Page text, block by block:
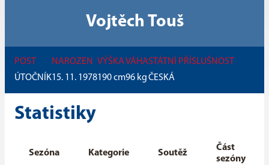
Vojtěch Touš
POST
ÚTOČNÍK
NAROZEN
15. 11. 1978
VÝŠKA
190cm
VÁHA
96 kg
STÁTNÍ PŘÍSLUŠNOST
ČESKÁ
Statistiky
Sezóna Kategorie Soutěž
Část
sezóny